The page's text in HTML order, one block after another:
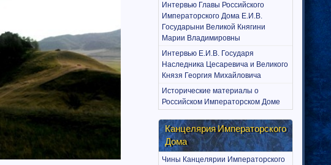
Интервью Главы Российского
Императорского Дома Е.И.В.
Государыни Великой Княгини
Марии Владимировны
Интервью Е.И.В. Государя
Наследника Цесаревича и Великого
Князя Георгия Михайловича
Исторические материалы о
Российском Императорском Доме
Канцелярия Императорского
Дома
Чины Канцелярии Императорского